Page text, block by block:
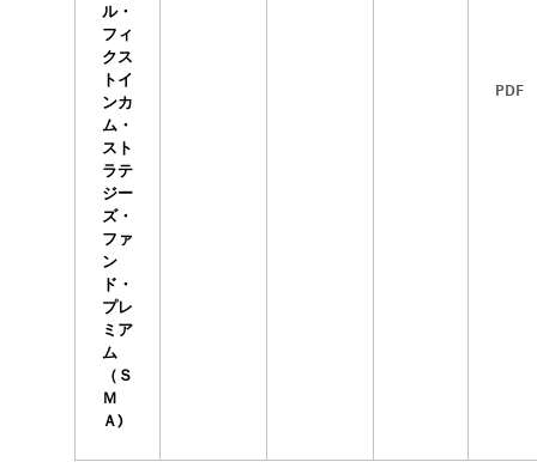
ル・
フィ
クス
トイ
ンカ
ム・
スト
ラテ
ジー
ズ・
ファ
ン
ド・
プレ
ミア
ム
（Ｓ
Ｍ
Ａ)
PDF